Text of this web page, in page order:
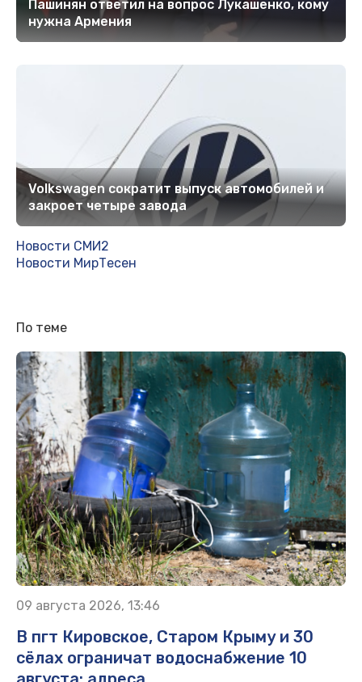
Пашинян ответил на вопрос Лукашенко, кому
нужна Армения
Volkswagen сократит выпуск автомобилей и
закроет четыре завода
Новости СМИ2
Новости МирТесен
По теме
09 августа 2026, 13:46
В пгт Кировское, Старом Крыму и 30
сёлах ограничат водоснабжение 10